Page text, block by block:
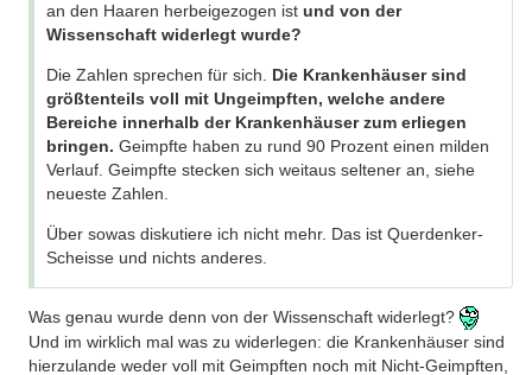
an den Haaren herbeigezogen ist und von der
Wissenschaft widerlegt wurde?
Die Zahlen sprechen für sich.
Die Krankenhäuser sind
größtenteils voll mit Ungeimpften, welche andere
Bereiche innerhalb der Krankenhäuser zum erliegen
bringen.Geimpfte haben zu rund 90 Prozent einen milden
Verlauf. Geimpfte stecken sich weitaus seltener an, siehe
neueste Zahlen.
Über sowas diskutiere ich nicht mehr. Das ist Querdenker-
Scheisse und nichts anderes.
Was genau wurde denn von der Wissenschaft widerlegt?
Und im wirklich mal was zu widerlegen: die Krankenhäuser sind
hierzulande weder voll mit Geimpften noch mit Nicht-Geimpften,